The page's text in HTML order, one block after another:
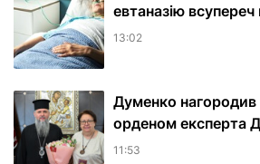
евтаназію всупереч
13:02
Думенко
орденом експерта
11:53